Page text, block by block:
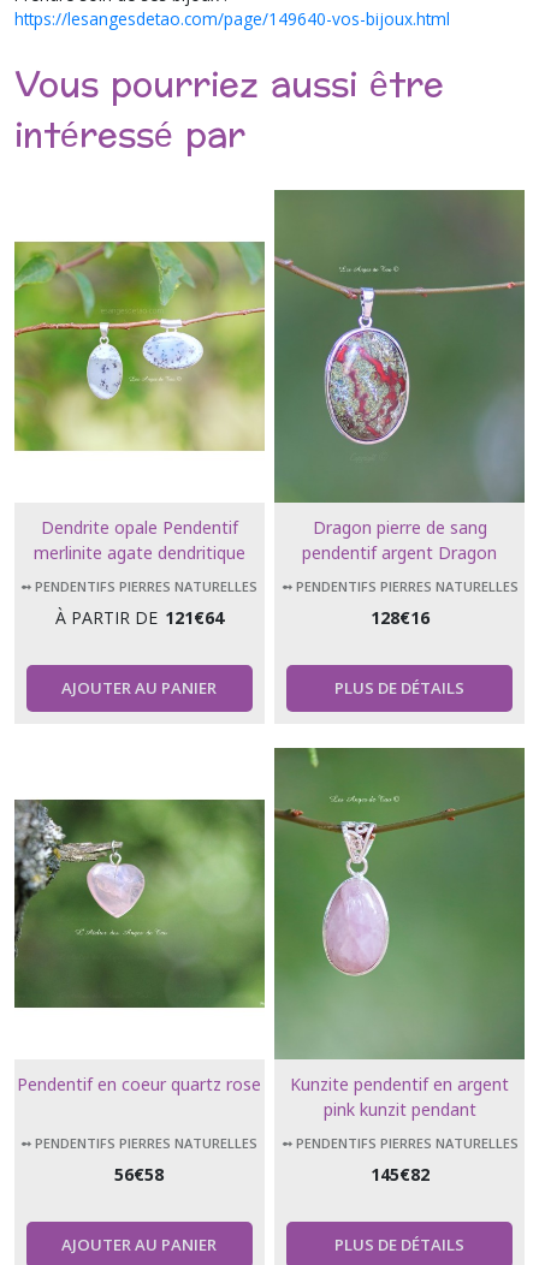
https://lesangesdetao.com/page/149640-vos-bijoux.html
Vous pourriez aussi être
intéressé par
Dendrite opale Pendentif
merlinite agate dendritique
➻ PENDENTIFS PIERRES NATURELLES
À PARTIR DE 121€64
AJOUTER AU PANIER
Dragon pierre de sang
pendentif argent Dragon
bloodstone jasper
➻ PENDENTIFS PIERRES NATURELLES
128€16
PLUS DE DÉTAILS
Pendentif en coeur quartz rose
➻ PENDENTIFS PIERRES NATURELLES
56€58
AJOUTER AU PANIER
Kunzite pendentif en argent
pink kunzit pendant
➻ PENDENTIFS PIERRES NATURELLES
145€82
PLUS DE DÉTAILS